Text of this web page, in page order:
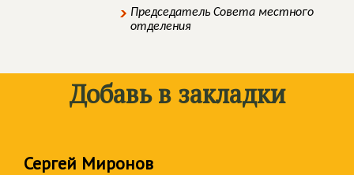
Председатель Совета местного
отделения
Добавь в закладки
Сергей Миронов